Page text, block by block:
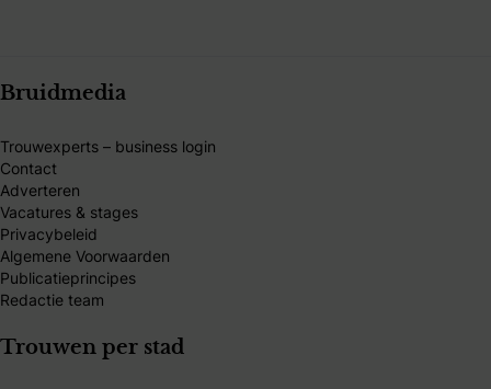
Bruidmedia
Trouwexperts – business login
Contact
Adverteren
Vacatures & stages
Privacybeleid
Algemene Voorwaarden
Publicatieprincipes
Redactie team
Trouwen per stad